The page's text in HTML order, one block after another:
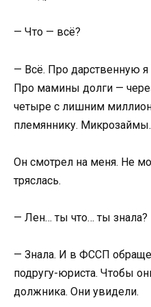
— Что — всё?
— Всё. Про дарственную я
Про мамины долги —
четыре с лишним
племяннику. Микрозаймы.
Он смотрел на меня. Не
тряслась.
— Лен… ты что… ты знала?
— Знала. И в ФССП
подругу-юриста. Чтобы
должника. Они увидели.